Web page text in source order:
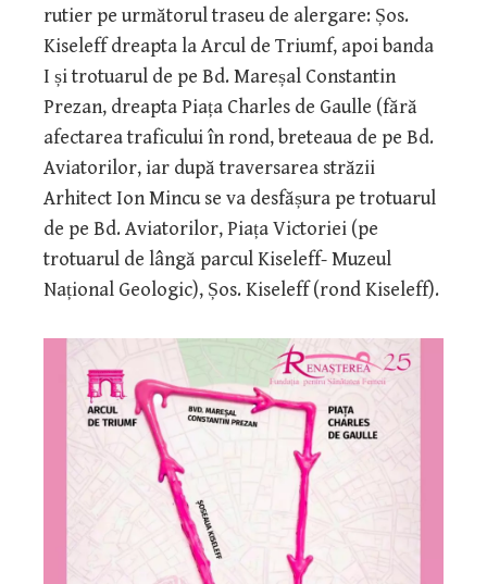
rutier pe următorul traseu de alergare: Șos.
Kiseleff dreapta la Arcul de Triumf, apoi banda
I și trotuarul de pe Bd. Mareșal Constantin
Prezan, dreapta Piața Charles de Gaulle (fără
afectarea traficului în rond, breteaua de pe Bd.
Aviatorilor, iar după traversarea străzii
Arhitect Ion Mincu se va desfășura pe trotuarul
de pe Bd. Aviatorilor, Piața Victoriei (pe
trotuarul de lângă parcul Kiseleff- Muzeul
Național Geologic), Șos. Kiseleff (rond Kiseleff).